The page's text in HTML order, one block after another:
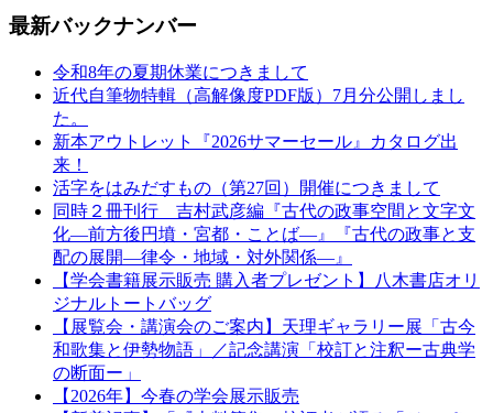
最新バックナンバー
令和8年の夏期休業につきまして
近代自筆物特輯（高解像度PDF版）7月分公開しまし
た。
新本アウトレット『2026サマーセール』カタログ出
来！
活字をはみだすもの（第27回）開催につきまして
同時２冊刊行 吉村武彦編『古代の政事空間と文字文
化—前方後円墳・宮都・ことば—』『古代の政事と支
配の展開—律令・地域・対外関係—』
【学会書籍展示販売 購入者プレゼント】八木書店オリ
ジナルトートバッグ
【展覧会・講演会のご案内】天理ギャラリー展「古今
和歌集と伊勢物語」／記念講演「校訂と注釈ー古典学
の断面ー」
【2026年】今春の学会展示販売